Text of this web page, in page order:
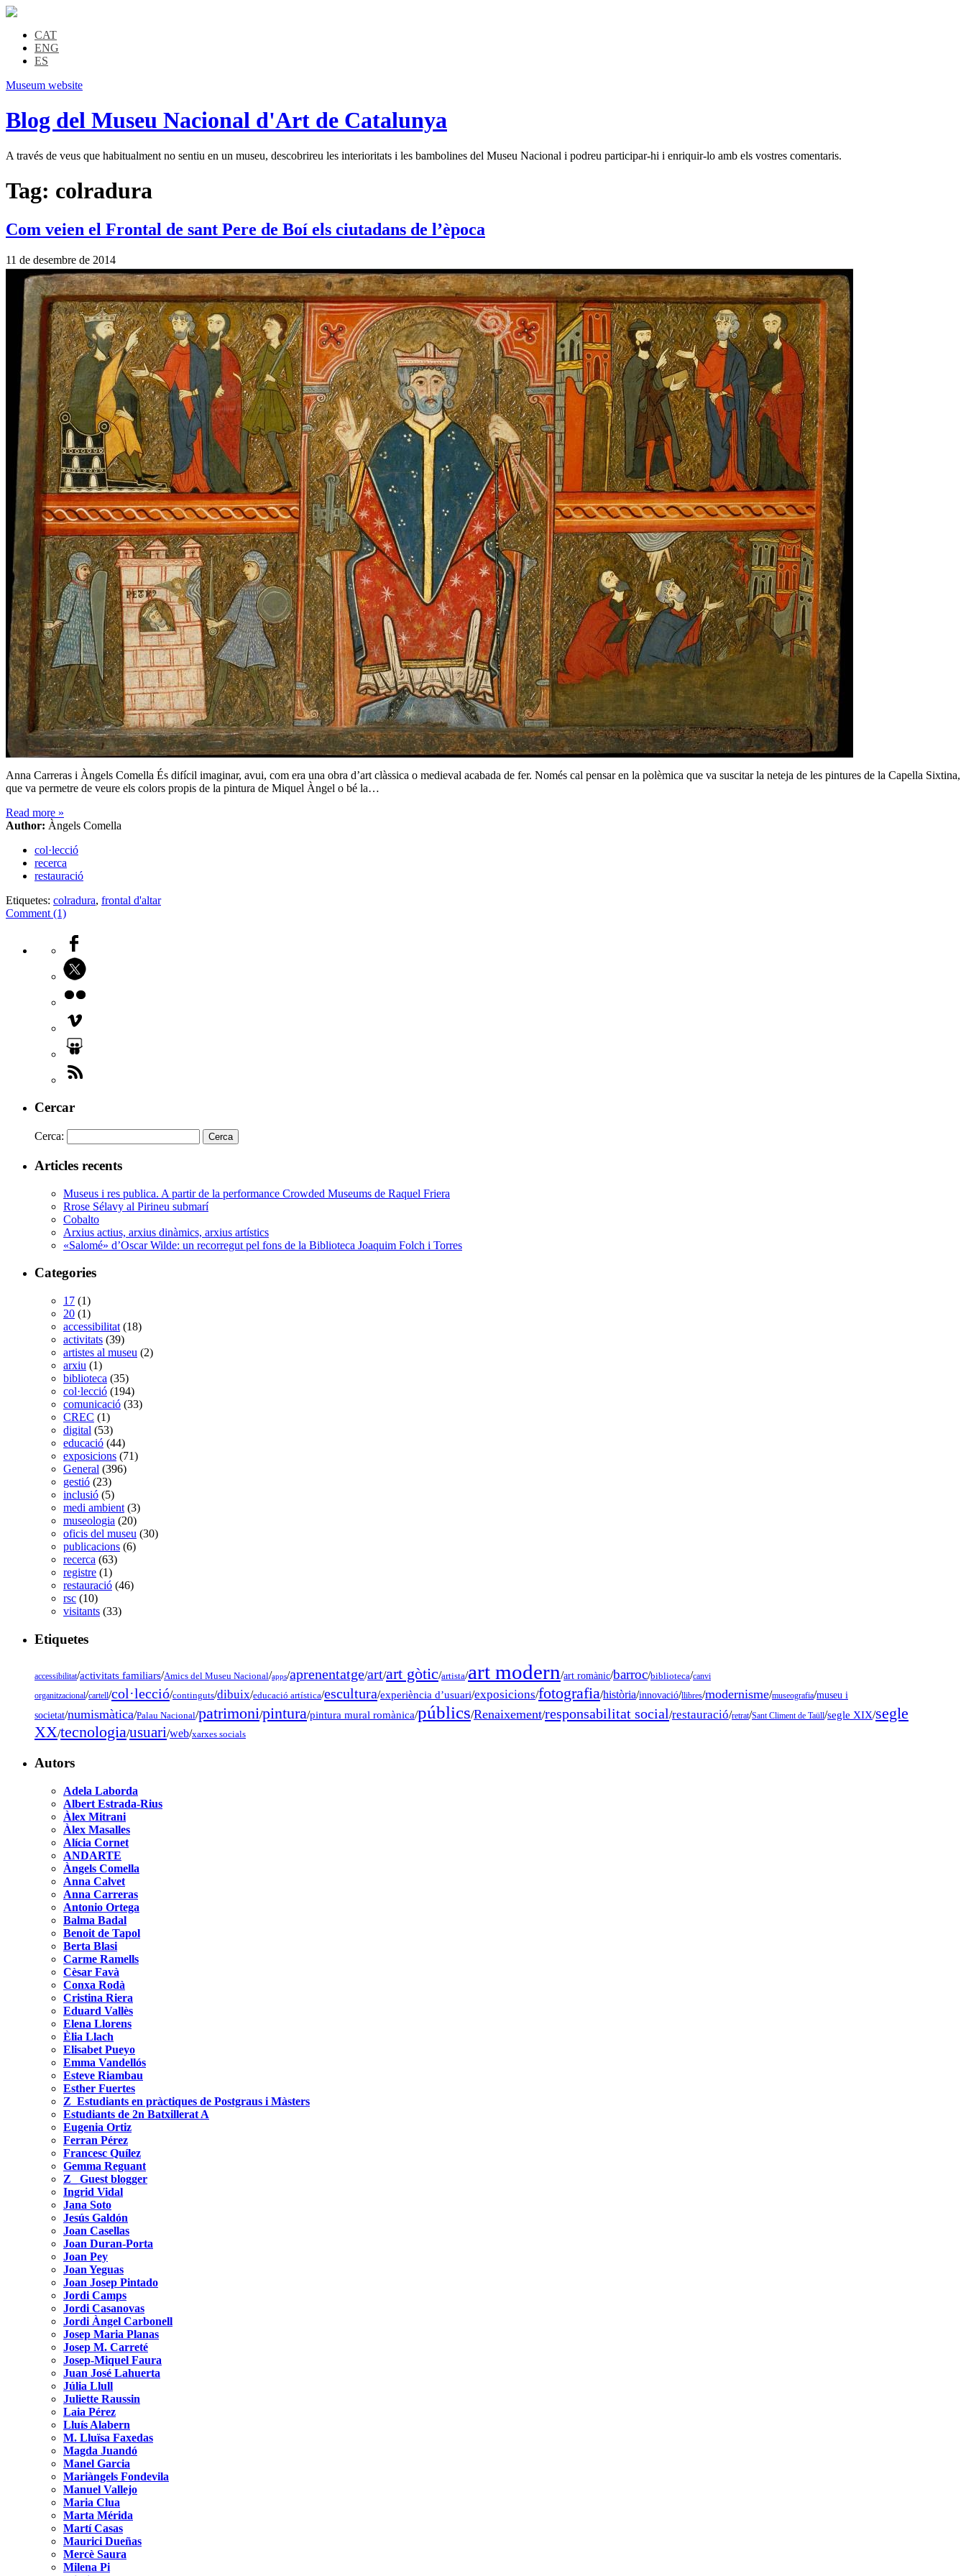
CAT
ENG
ES
Museum website
Blog del Museu Nacional d'Art de Catalunya
A través de veus que habitualment no sentiu en un museu, descobrireu les interioritats i les bambolines del Museu Nacional i podreu participar-hi i enriquir-lo amb els vostres comentaris.
Tag: colradura
Com veien el Frontal de sant Pere de Boí els ciutadans de l’època
11 de desembre de 2014
Anna Carreras i Àngels Comella És difícil imaginar, avui, com era una obra d’art clàssica o medieval acabada de fer. Només cal pensar en la polèmica que va suscitar la neteja de les pintures de la Capella Sixtina,
que va permetre de veure els colors propis de la pintura de Miquel Àngel o bé la…
Read more »
Author: Àngels Comella
col·lecció
recerca
restauració
Etiquetes: colradura, frontal d'altar
Comment (1)
Cercar
Cerca:
Articles recents
Museus i res publica. A partir de la performance Crowded Museums de Raquel Friera
Rrose Sélavy al Pirineu submarí
Cobalto
Arxius actius, arxius dinàmics, arxius artístics
«Salomé» d’Oscar Wilde: un recorregut pel fons de la Biblioteca Joaquim Folch i Torres
Categories
17 (1)
20 (1)
accessibilitat (18)
activitats (39)
artistes al museu (2)
arxiu (1)
biblioteca (35)
col·lecció (194)
comunicació (33)
CREC (1)
digital (53)
educació (44)
exposicions (71)
General (396)
gestió (23)
inclusió (5)
medi ambient (3)
museologia (20)
oficis del museu (30)
publicacions (6)
recerca (63)
registre (1)
restauració (46)
rsc (10)
visitants (33)
Etiquetes
accessibilitat/activitats familiars/Amics del Museu Nacional/apps/aprenentatge/art/art gòtic/artista/art modern/art romànic/barroc/biblioteca/canvi
organitzacional/cartell/col·lecció/continguts/dibuix/educació artística/escultura/experiència d’usuari/exposicions/fotografia/història/innovació/llibres/modernisme/museografia/museu i
societat/numismàtica/Palau Nacional/patrimoni/pintura/pintura mural romànica/públics/Renaixement/responsabilitat social/restauració/retrat/Sant Climent de Taüll/segle XIX/segle
XX/tecnologia/usuari/web/xarxes socials
Autors
Adela Laborda
Albert Estrada-Rius
Àlex Mitrani
Àlex Masalles
Alícia Cornet
ANDARTE
Àngels Comella
Anna Calvet
Anna Carreras
Antonio Ortega
Balma Badal
Benoit de Tapol
Berta Blasi
Carme Ramells
Cèsar Favà
Conxa Rodà
Cristina Riera
Eduard Vallès
Elena Llorens
Èlia Llach
Elisabet Pueyo
Emma Vandellós
Esteve Riambau
Esther Fuertes
Z_Estudiants en pràctiques de Postgraus i Màsters
Estudiants de 2n Batxillerat A
Eugenia Ortiz
Ferran Pérez
Francesc Quílez
Gemma Reguant
Z_ Guest blogger
Ingrid Vidal
Jana Soto
Jesús Galdón
Joan Casellas
Joan Duran-Porta
Joan Pey
Joan Yeguas
Joan Josep Pintado
Jordi Camps
Jordi Casanovas
Jordi Àngel Carbonell
Josep Maria Planas
Josep M. Carreté
Josep-Miquel Faura
Juan José Lahuerta
Júlia Llull
Juliette Raussin
Laia Pérez
Lluís Alabern
M. Lluïsa Faxedas
Magda Juandó
Manel Garcia
Mariàngels Fondevila
Manuel Vallejo
Maria Clua
Marta Mérida
Martí Casas
Maurici Dueñas
Mercè Saura
Milena Pi